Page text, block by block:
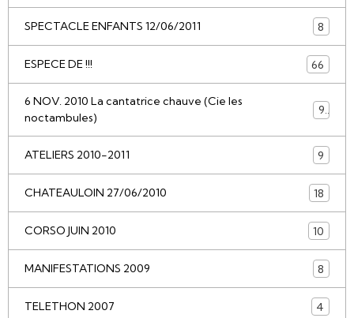
SPECTACLE ENFANTS 12/06/2011 8
ESPECE DE !!! 66
6 NOV. 2010 La cantatrice chauve (Cie les
noctambules)
9
ATELIERS 2010-2011 9
CHATEAULOIN 27/06/2010 18
CORSO JUIN 2010 10
MANIFESTATIONS 2009 8
TELETHON 2007 4